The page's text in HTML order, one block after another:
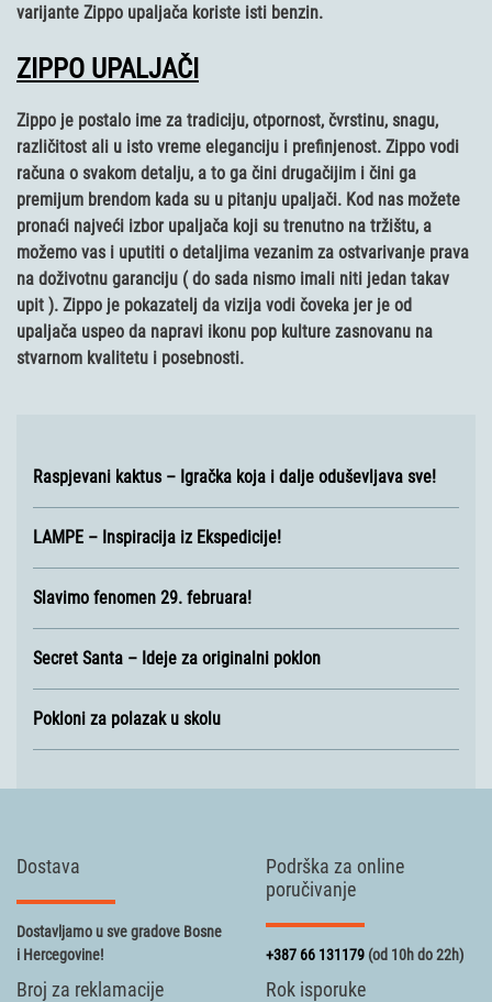
varijante Zippo upaljača koriste isti benzin.
ZIPPO UPALJAČI
Zippo je postalo ime za tradiciju, otpornost, čvrstinu, snagu,
različitost ali u isto vreme eleganciju i prefinjenost. Zippo vodi
računa o svakom detalju, a to ga čini drugačijim i čini ga
premijum brendom kada su u pitanju upaljači. Kod nas možete
pronaći najveći izbor upaljača koji su trenutno na tržištu, a
možemo vas i uputiti o detaljima vezanim za ostvarivanje prava
na doživotnu garanciju ( do sada nismo imali niti jedan takav
upit ). Zippo je pokazatelj da vizija vodi čoveka jer je od
upaljača uspeo da napravi ikonu pop kulture zasnovanu na
stvarnom kvalitetu i posebnosti.
Raspjevani kaktus – Igračka koja i dalje oduševljava sve!
LAMPE – Inspiracija iz Ekspedicije!
Slavimo fenomen 29. februara!
Secret Santa – Ideje za originalni poklon
Pokloni za polazak u skolu
Dostava
Dostavljamo u sve gradove Bosne
i Hercegovine!
Podrška za online
poručivanje
+387 66 131179 (od 10h do 22h)
Broj za reklamacije Rok isporuke